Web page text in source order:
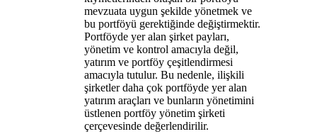
mevzuata uygun şekilde yönetmek ve
bu portföyü gerektiğinde değiştirmektir.
Portföyde yer alan şirket payları,
yönetim ve kontrol amacıyla değil,
yatırım ve portföy çeşitlendirmesi
amacıyla tutulur. Bu nedenle, ilişkili
şirketler daha çok portföyde yer alan
yatırım araçları ve bunların yönetimini
üstlenen portföy yönetim şirketi
çerçevesinde değerlendirilir.